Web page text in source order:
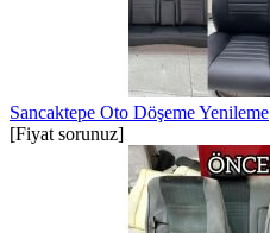
Sancaktepe Oto Döşeme Yenileme
[Fiyat sorunuz]